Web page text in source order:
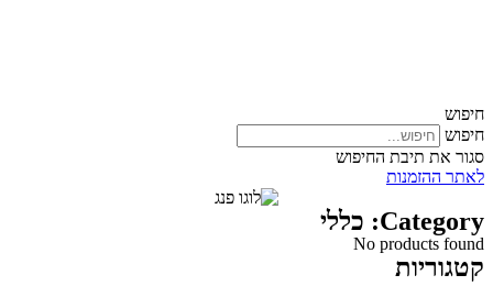
חיפוש
חיפוש
סגור את תיבת החיפוש
לאתר ההזמנות
Category: כללי
No products found
קטגוריות